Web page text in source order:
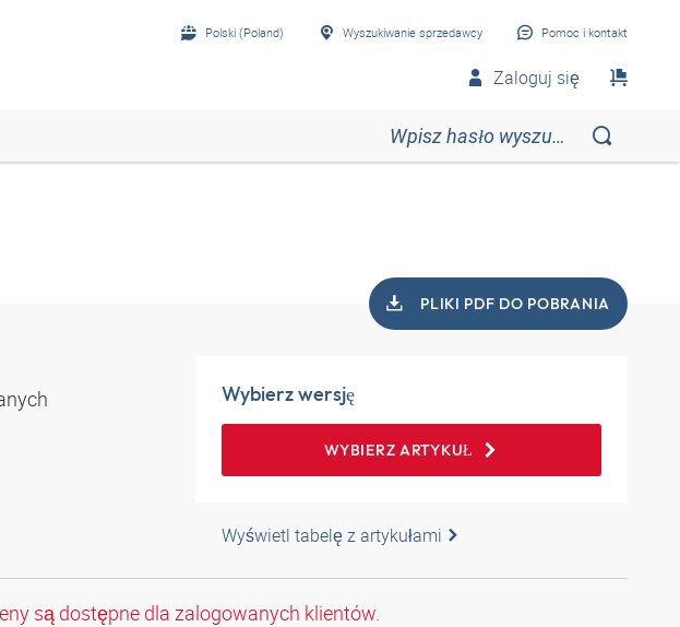
Polski (Poland) Wyszukiwanie sprzedawcy Pomoc i kontakt
Zaloguj się
PLIKI PDF DO POBRANIA
Wybierz wersję
WYBIERZ ARTYKUŁ
Wyświetl tabelę z artykułami
są dostępne dla zalogowanych klientów.